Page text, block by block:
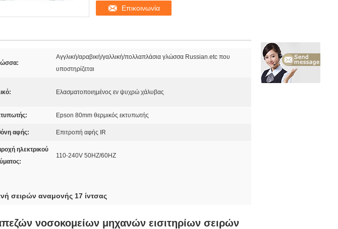
Επικοινωνία
Αγγλική/αραβική/γαλλική/πολλαπλάσια γλώσσα Russian.etc που
υποστηρίζεται
Ελασματοποιημένος εν ψυχρώ χάλυβας
Epson 80mm θερμικός εκτυπωτής
αφής: Επιτροπή αφής IR
ηλεκτρικού
110-240V 50HZ/60HZ
σειρών αναμονής 17 ίντσας
νοσοκομείων μηχανών εισιτηρίων σειρών